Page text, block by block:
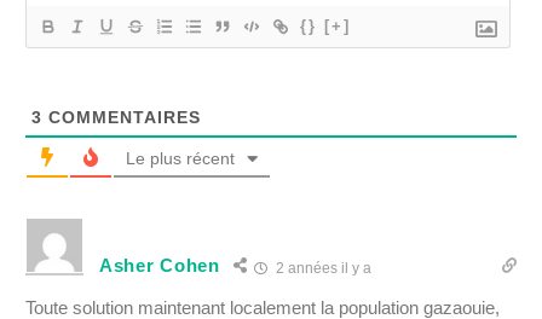
{} [+]
3 COMMENTAIRES
Le plus récent
Asher Cohen 2 années il y a
Toute solution maintenant localement la population gazaouie,